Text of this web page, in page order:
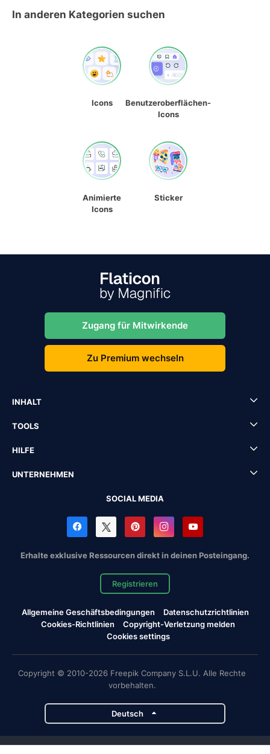
In anderen Kategorien suchen
Icons
Benutzeroberflächen-
Icons
Animierte
Icons
Sticker
Zugang für Mitwirkende
Zu Premium wechseln
INHALT
TOOLS
HILFE
UNTERNEHMEN
SOCIAL MEDIA
Erhalte exklusive Ressourcen direkt in deinen Posteingang.
Registrieren
Allgemeine Geschäftsbedingungen
Datenschutzrichtlinien
Cookies-Richtlinien
Copyright-Verletzung melden
Cookies settings
Copyright © 2010-2026 Freepik Company S.L.U. Alle Rechte
vorbehalten.
Deutsch